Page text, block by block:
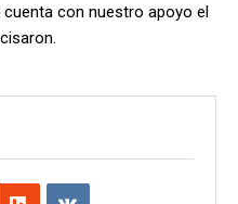
con nuestro apoyo el